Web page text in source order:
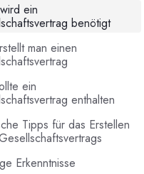
ein
benötigt
man einen
ein
enthalten
Tipps für das Erstellen
Erkenntnisse